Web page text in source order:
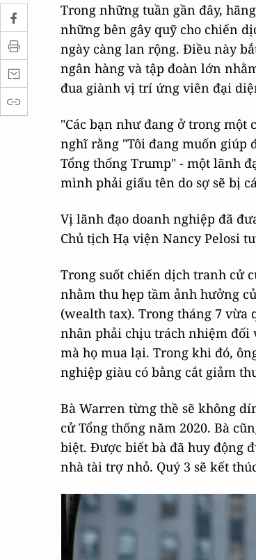
Trong những tuần gần đây,
những bên gây quỹ cho chiến
ngày càng lan rộng. Điều này
ngân hàng và tập đoàn lớn
đua giành vị trí ứng viên đại
"Các bạn như đang ở trong một
nghĩ rằng "Tôi đang muốn giúp
Tổng thống Trump" - một lãnh
mình phải giấu tên do sợ sẽ bị
Vị lãnh đạo doanh nghiệp đã
Chủ tịch Hạ viện Nancy Pelosi
Trong suốt chiến dịch tranh cử
nhằm thu hẹp tầm ảnh hưởng
(wealth tax). Trong tháng 7 vừa
nhân phải chịu trách nhiệm đối
mà họ mua lại. Trong khi đó,
nghiệp giàu có bằng cắt giảm
Bà Warren từng thề sẽ không
cử Tổng thống năm 2020. Bà
biệt. Được biết bà đã huy động
nhà tài trợ nhỏ. Quý 3 sẽ kết